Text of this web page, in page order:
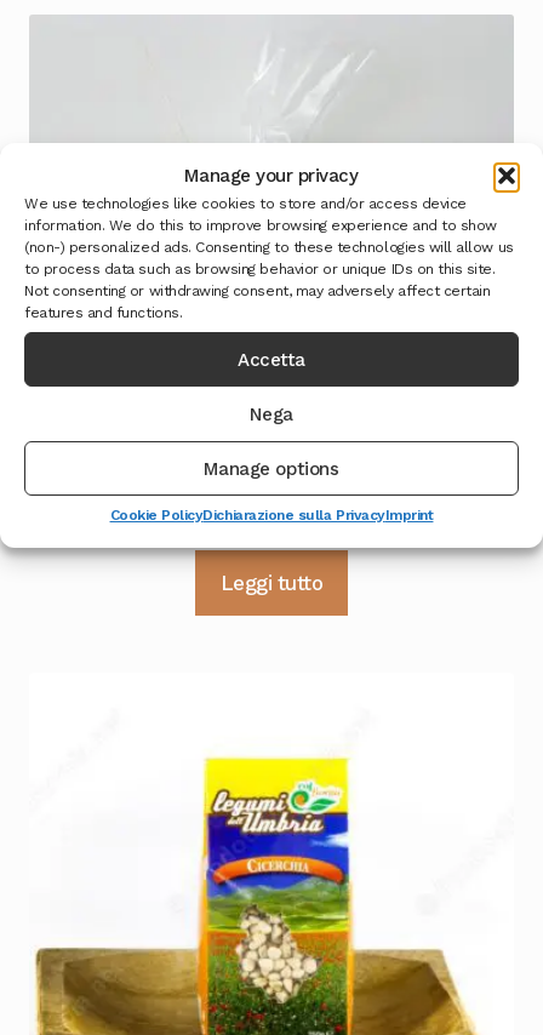
Manage your privacy
We use technologies like cookies to store and/or access device
information. We do this to improve browsing experience and to show
(non-) personalized ads. Consenting to these technologies will allow us
to process data such as browsing behavior or unique IDs on this site.
Not consenting or withdrawing consent, may adversely affect certain
features and functions.
Accetta
Nega
Manage options
Cookie PolicyDichiarazione sulla PrivacyImprint
Lenticchia di Castelluccio IGP di Norcia
Leggi tutto